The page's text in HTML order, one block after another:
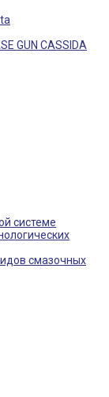
GUN CASSIDA
системе
смазочных